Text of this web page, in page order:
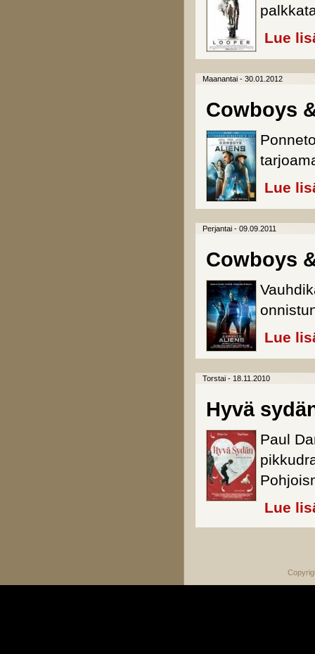
Lue
Maanantai - 30.01.2012
Cowboys
Lue
Perjantai - 09.09.2011
Cowboys
Lue
Torstai - 18.11.2010
Hyvä
Paul
Lue